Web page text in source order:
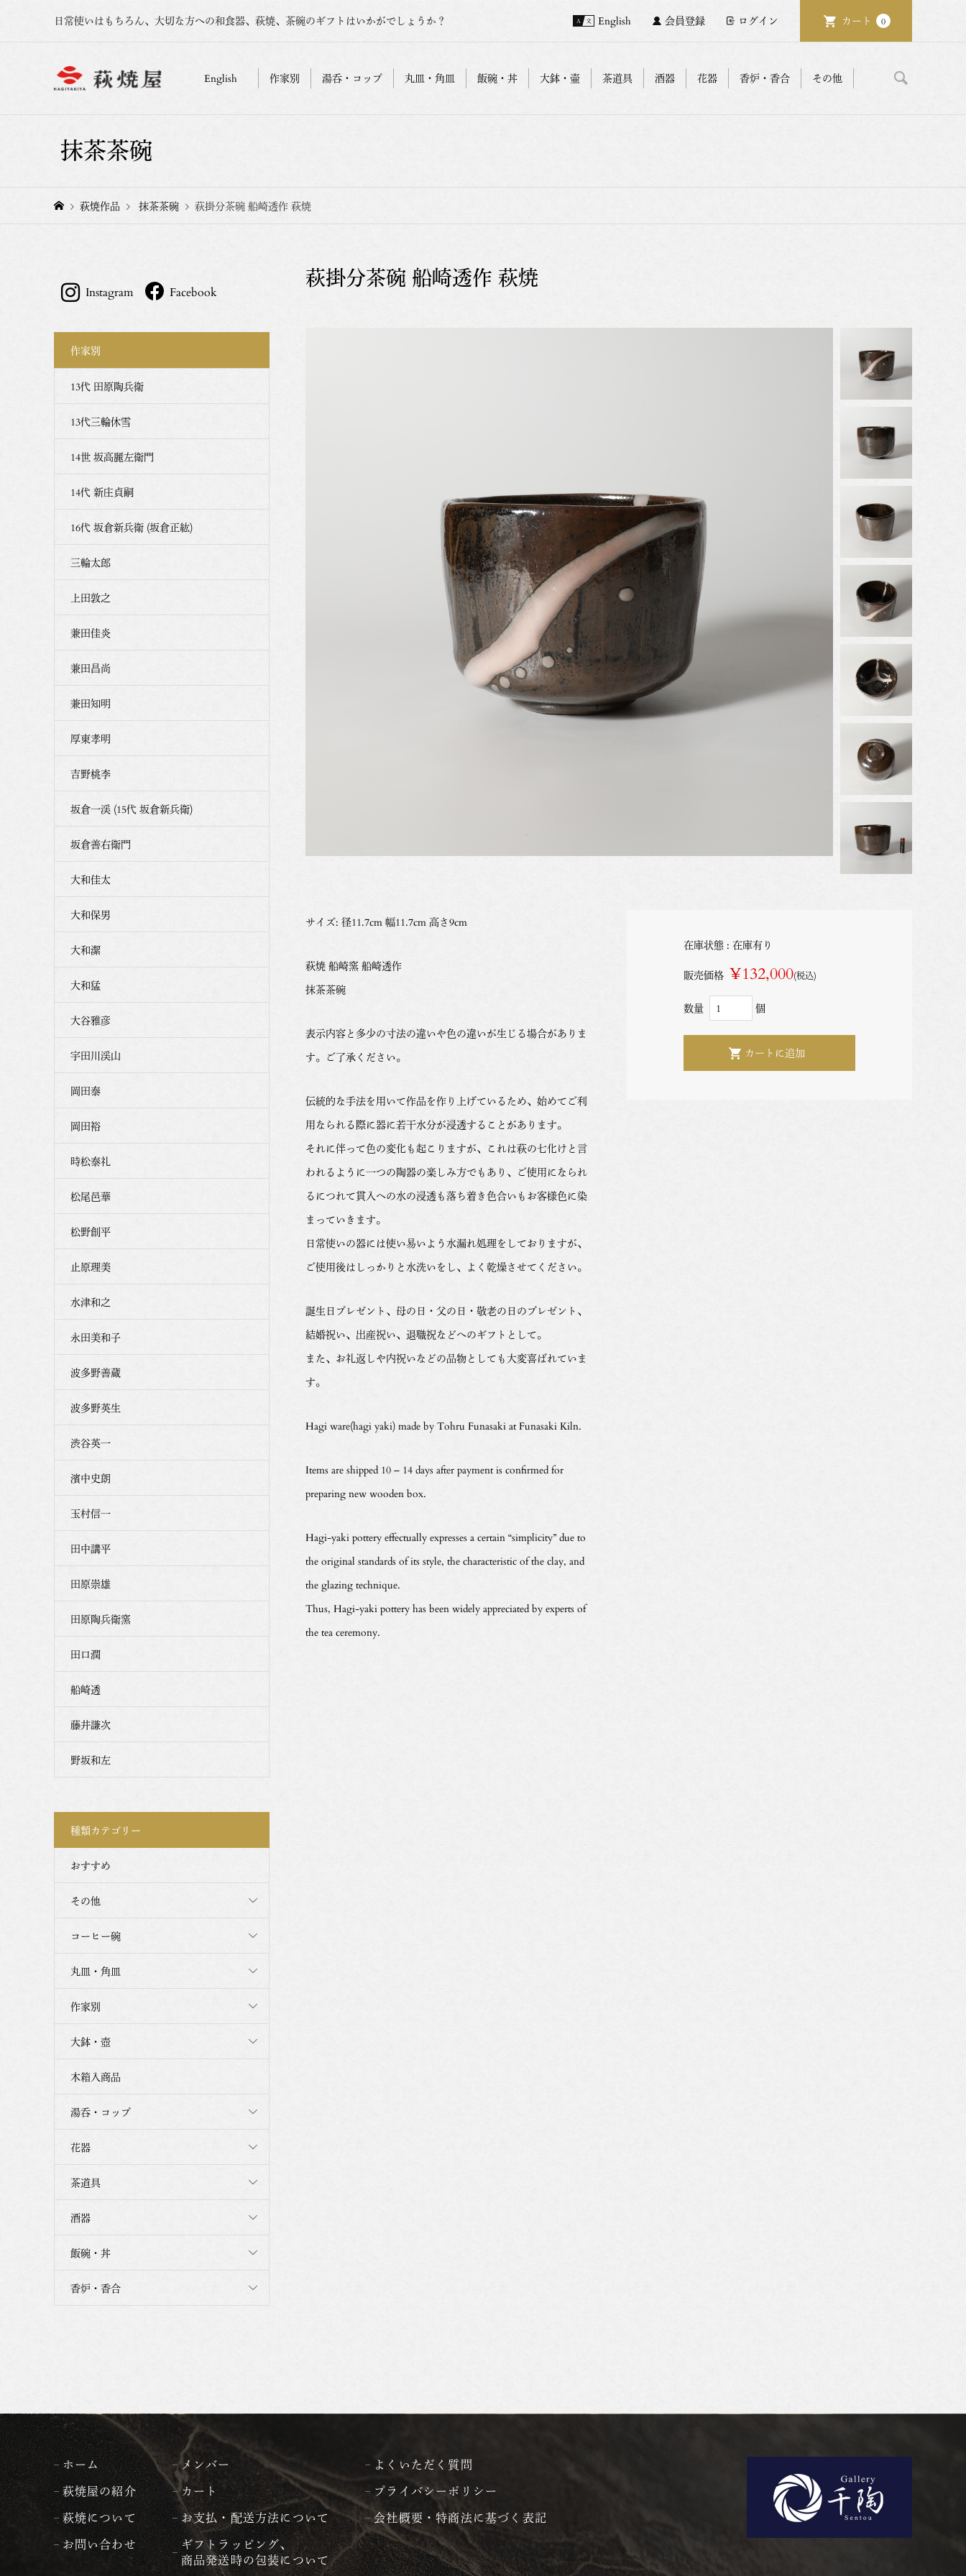
日常使いはもちろん、大切な方への和食器、萩焼、茶碗のギフトはいかがでしょうか？ English 会員登録 ログイン カート 0
English 作家別 湯呑・コップ 丸皿・角皿 飯碗・丼 大鉢・壷 茶道具 酒器 花器 香炉・香合 その他
抹茶茶碗
萩焼作品 抹茶茶碗 萩掛分茶碗 船崎透作 萩焼
萩掛分茶碗 船崎透作 萩焼
サイズ: 径11.7cm 幅11.7cm 高さ9cm
萩焼 船崎窯 船崎透作
抹茶茶碗
表示内容と多少の寸法の違いや色の違いが生じる場合がありま
す。ご了承ください。
伝統的な手法を用いて作品を作り上げているため、始めてご利
用なられる際に器に若干水分が浸透することがあります。
それに伴って色の変化も起こりますが、これは萩の七化けと言
われるように一つの陶器の楽しみ方でもあり、ご使用になられ
るにつれて貫入への水の浸透も落ち着き色合いもお客様色に染
まっていきます。
日常使いの器には使い易いよう水漏れ処理をしておりますが、
ご使用後はしっかりと水洗いをし、よく乾燥させてください。
誕生日プレゼント、母の日・父の日・敬老の日のプレゼント、
結婚祝い、出産祝い、退職祝などへのギフトとして。
また、お礼返しや内祝いなどの品物としても大変喜ばれていま
す。
Hagi ware(hagi yaki) made by Tohru Funasaki at Funasaki Kiln.
Items are shipped 10 – 14 days after payment is confirmed for
preparing new wooden box.
Hagi-yaki pottery effectually expresses a certain “simplicity” due to
the original standards of its style, the characteristic of the clay, and
the glazing technique.
Thus, Hagi-yaki pottery has been widely appreciated by experts of
the tea ceremony.
在庫状態 : 在庫有り
販売価格 ¥132,000(税込)
数量 個
Instagram Facebook
作家別
13代 田原陶兵衛
13代三輪休雪
14世 坂高麗左衛門
14代 新庄貞嗣
16代 坂倉新兵衛 (坂倉正紘)
三輪太郎
上田敦之
兼田佳炎
兼田昌尚
兼田知明
厚東孝明
吉野桃李
坂倉一渓 (15代 坂倉新兵衛)
坂倉善右衛門
大和佳太
大和保男
大和潔
大和猛
大谷雅彦
宇田川渓山
岡田泰
岡田裕
時松泰礼
松尾邑華
松野創平
止原理美
水津和之
永田美和子
波多野善蔵
波多野英生
渋谷英一
濱中史朗
玉村信一
田中講平
田原崇雄
田原陶兵衛窯
田口潤
船崎透
藤井謙次
野坂和左
種類カテゴリー
おすすめ
その他
コーヒー碗
丸皿・角皿
作家別
大鉢・壺
木箱入商品
湯呑・コップ
花器
茶道具
酒器
飯碗・丼
香炉・香合
ホーム
萩焼屋の紹介
萩焼について
お問い合わせ
メンバー
カート
お支払・配送方法について
ギフトラッピング、
商品発送時の包装について
よくいただく質問
プライバシーポリシー
会社概要・特商法に基づく表記